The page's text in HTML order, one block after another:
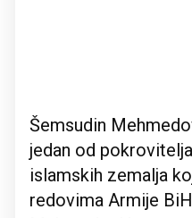
Šemsudin
jedan od
islamskih zemalja
redovima Armije